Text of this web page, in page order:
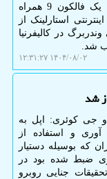
روز گذشته یک فالکون 9 همراه
اینترنتی استارلینک از
در کالیفرنیا
شد.
۱۴۰۴/۰۸/۰۲ ۱۲:۳۱:۲۷
شد
جی کوئری: اپل به
و استفاده از
که بوسیله دستیار
ضبط شده بود در
جنایی روبرو